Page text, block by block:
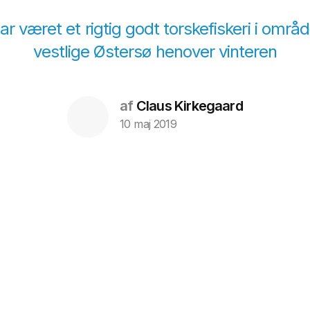
været et rigtig godt torskefiskeri i
vestlige Østersø henover vinteren
afClaus Kirkegaard
10 maj 2019